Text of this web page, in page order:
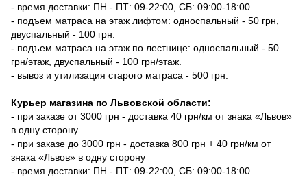
- время доставки: ПН - ПТ: 09-22:00, СБ: 09:00-18:00
- подъем матраса на этаж лифтом: односпальный - 50 грн,
двуспальный - 100 грн.
- подъем матраса на этаж по лестнице: односпальный - 50
грн/этаж, двуспальный - 100 грн/этаж.
- вывоз и утилизация старого матраса - 500 грн.
Курьер магазина по Львовской области:
- при заказе от 3000 грн - доставка 40 грн/км от знака «Львов»
в одну сторону
- при заказе до 3000 грн - доставка 800 грн + 40 грн/км от
знака «Львов» в одну сторону
- время доставки: ПН - ПТ: 09-22:00, СБ: 09:00-18:00